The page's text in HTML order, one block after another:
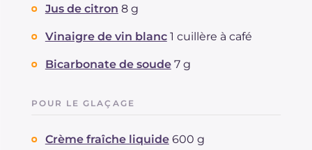
Jus de citron 8 g
Vinaigre de vin blanc 1 cuillère à café
Bicarbonate de soude 7 g
POUR LE GLAÇAGE
Crème fraîche liquide 600 g